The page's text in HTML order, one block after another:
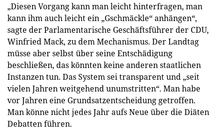
„Diesen Vorgang kann man leicht hinterfragen, man
kann ihm auch leicht ein „Gschmäckle“ anhängen“,
sagte der Parlamentarische Geschäftsführer der CDU,
Winfried Mack, zu dem Mechanismus. Der Landtag
müsse aber selbst über seine Entschädigung
beschließen, das könnten keine anderen staatlichen
Instanzen tun. Das System sei transparent und „seit
vielen Jahren weitgehend unumstritten“. Man habe
vor Jahren eine Grundsatzentscheidung getroffen.
Man könne nicht jedes Jahr aufs Neue über die Diäten
Debatten führen.